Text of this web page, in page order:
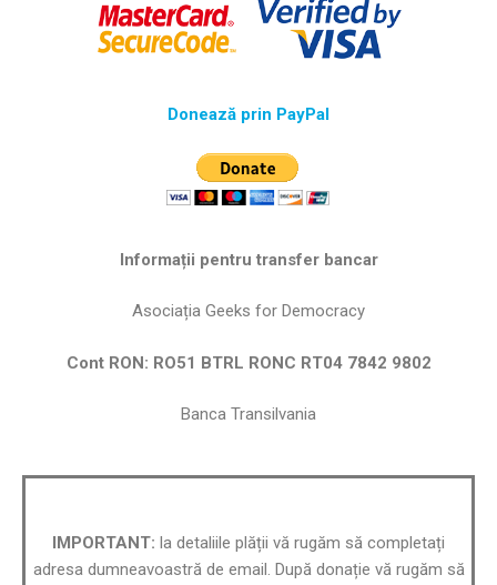
Donează prin PayPal
Informații pentru transfer bancar
Asociația Geeks for Democracy
Cont RON: RO51 BTRL RONC RT04 7842 9802
Banca Transilvania
IMPORTANT: la detaliile plății vă rugăm să completați
adresa dumneavoastră de email. După donație vă rugăm să